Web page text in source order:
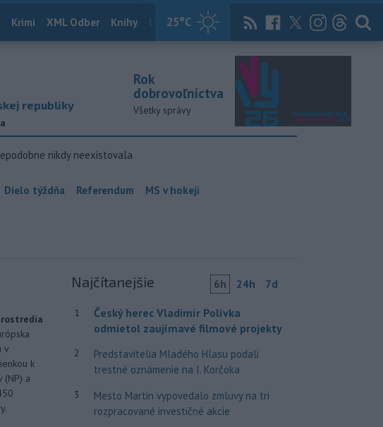
25°C
Krimi XML Odber Knihy Útulkovo Magazín News Now Archív
republiky
Rok
dobrovoľníctva
Všetky správy
nikdy neexistovala
Dielo týždňa Referendum MS v hokeji
v
k
(NP) a
Najčítanejšie 6h 24h 7d
1
Český herec Vladimír Polívka
odmietol zaujímavé filmové projekty
2
Predstavitelia Mladého Hlasu podali
trestné oznámenie na I. Korčoka
3
Mesto Martin vypovedalo zmluvy na tri
rozpracované investičné akcie